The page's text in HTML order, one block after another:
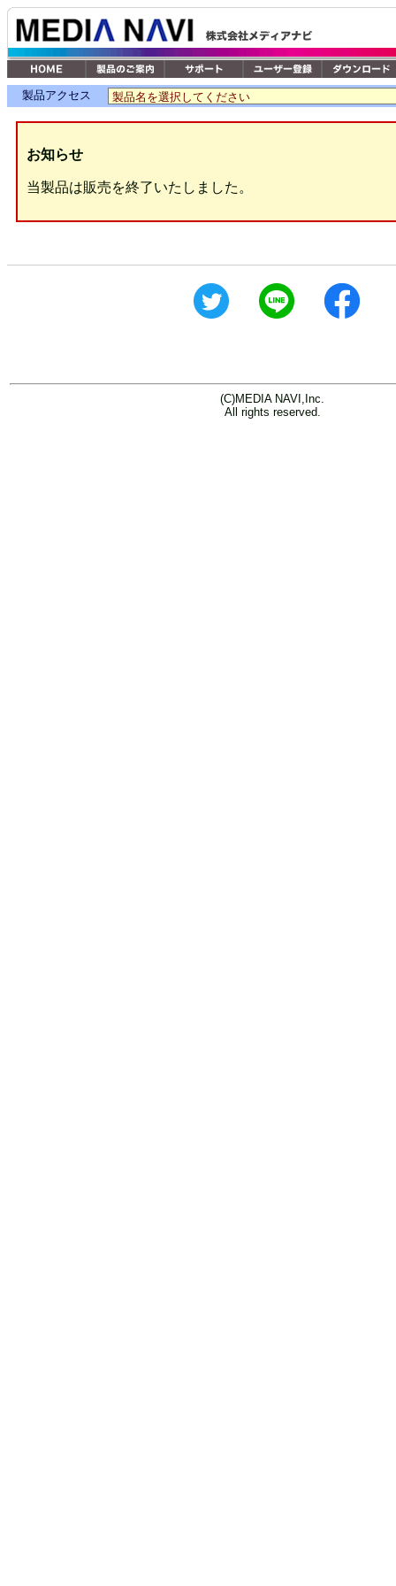
製品アクセス
お知らせ
当製品は販売を終了いたしました。
(C)MEDIA NAVI,Inc.
All rights reserved.